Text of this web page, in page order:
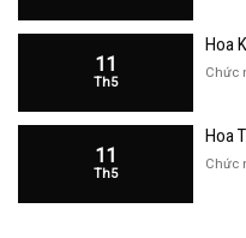
11
Th5
Hoa
Chức
11
Th5
Hoa
Chức